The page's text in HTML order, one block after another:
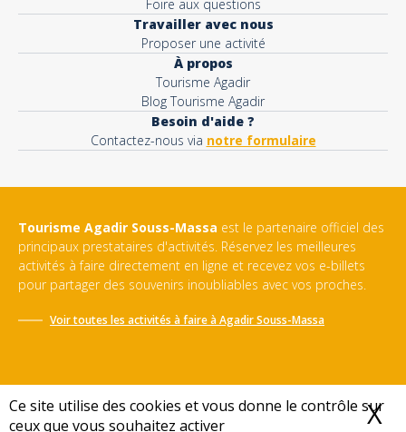
Ce site utilise des cookies et vous donne le contrôle sur
ceux que vous souhaitez activer
X
Foire aux questions
Travailler avec nous
Proposer une activité
À propos
Tourisme Agadir
Blog Tourisme Agadir
Besoin d'aide ?
Contactez-nous via notre formulaire
Tourisme Agadir Souss-Massa est le partenaire officiel des
principaux prestataires d'activités. Réservez les meilleures
activités à faire directement en ligne et recevez vos e-billets
pour partager des souvenirs inoubliables avec vos proches.
Voir toutes les activités à faire àAgadir Souss-Massa
Conditions générales de vente-Politique de confidentialité-